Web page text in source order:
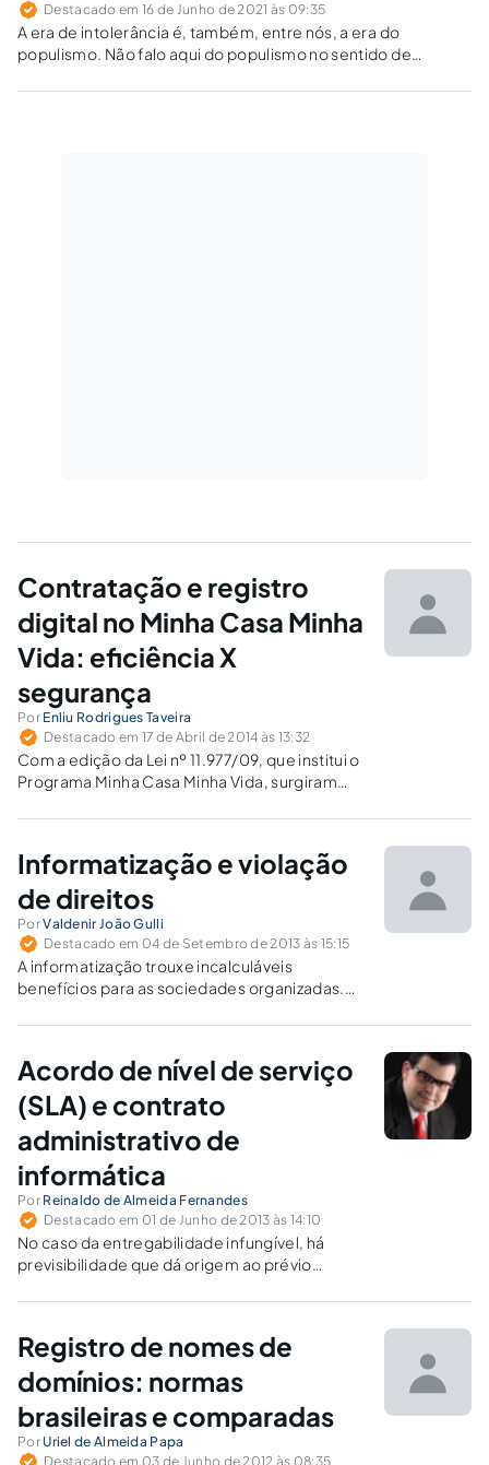
Destacado em 16 de Junho de 2021 às 09:35
A era de intolerância é, também, entre nós, a era do
populismo. Não falo aqui do populismo no sentido de
doutrina política americana, mas sim, do populismo nu e cru,
Contratação e registro
digital no Minha Casa Minha
Vida: eficiência X
segurança
Por Enliu Rodrigues Taveira
Destacado em 17 de Abril de 2014 às 13:32
Com a edição da Lei nº 11.977/09, que institui o
Programa Minha Casa Minha Vida, surgiram
especial, com o direito empresarial digital.
Informatização e violação
de direitos
PorValdenir João Gulli
Destacado em 04 de Setembro de 2013 às 15:15
A informatização trouxe incalculáveis
benefícios para as sociedades organizadas.
processamento de dados se torna
sensibilidade humana.
Acordo de nível de serviço
(SLA) e contrato
administrativo de
informática
Por Reinaldo de Almeida Fernandes
Destacado em 01 de Junho de 2013 às 14:10
No caso da entregabilidade infungível, há
previsibilidade que dá origem ao prévio
caso da entregabilidade fungível, há
que causa a mora.
Registro de nomes de
domínios: normas
brasileiras e comparadas
Por Uriel de Almeida Papa
Destacado em 03 de Junho de 2012 às 08:35